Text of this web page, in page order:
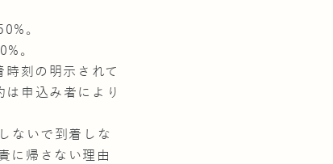
。
。
刻の明示されて
申込み者により
ないで到着しな
に帰さない理由